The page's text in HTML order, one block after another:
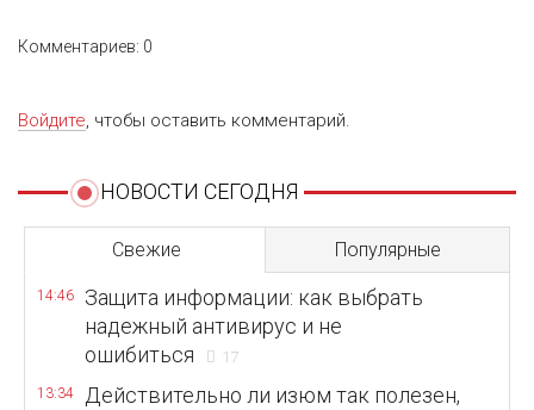
Комментариев: 0
Войдите, чтобы оставить комментарий.
НОВОСТИ СЕГОДНЯ
Свежие Популярные
14:46
Защита информации: как выбрать
надежный антивирус и не
ошибиться
17
13:34
Действительно ли изюм так полезен,